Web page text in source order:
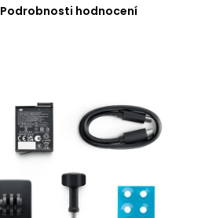
Podrobnosti hodnocení